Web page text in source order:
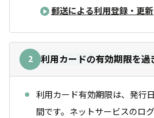
郵送による利用登録・更新
2 利用カードの有効期限を過
利用カード有効期限は、発行
間です。ネットサービスのロ